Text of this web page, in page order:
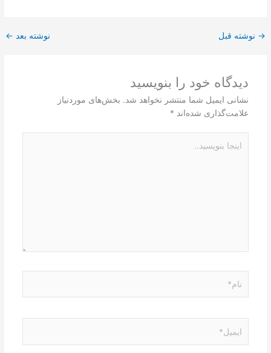
→ نوشته قبل نوشته بعد ←
دیدگاه‌ خود را بنویسید
نشانی ایمیل شما منتشر نخواهد شد. بخش‌های موردنیاز
علامت‌گذاری شده‌اند *
بنویسید..